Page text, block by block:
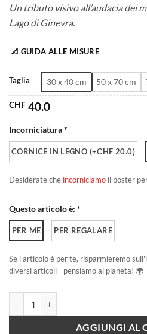
Un tributo visivo all’audacia dei
Lago di Ginevra.
📐 GUIDA ALLE MISURE
Taglia 30 x 40 cm 50 x 70 cm
CHF 40.0
Incorniciatura *
CORNICE IN LEGNO (+CHF 20.0)
Desiderate che incorniciamo il poster
Questo articolo è: *
PER ME PER REGALARE
Se l'articolo è per te, risparmieremo
diversi articoli - pensiamo al pianeta! 🌍
AGGIUNGI AL